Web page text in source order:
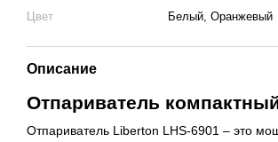
Цвет
Белый, Оранжевый
Описание
Отпариватель
Отпариватель Liberton LHS-6901 – это